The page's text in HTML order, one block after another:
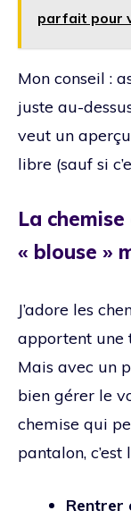
parfait pour
Mon conseil :
juste au-
veut un
libre (sauf si
La
« blouse »
J’adore les
apportent une
Mais avec un
bien gérer le
chemise qui
pantalon,
Rentrer